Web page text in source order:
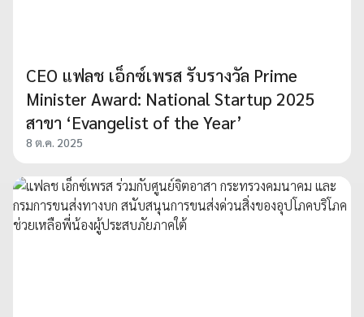
CEO แฟลช เอ็กซ์เพรส รับรางวัล Prime
Minister Award: National Startup 2025
สาขา ‘Evangelist of the Year’
8 ต.ค. 2025